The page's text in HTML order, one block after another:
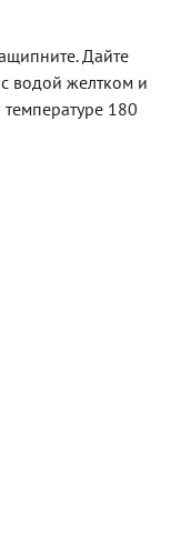
Дайте
водой желтком и
180